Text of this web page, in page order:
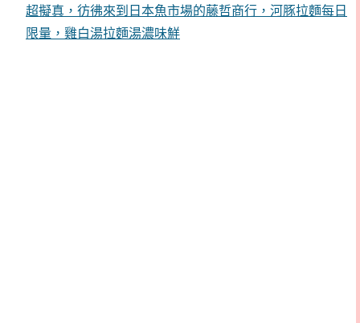
超擬真，彷彿來到日本魚市場的藤哲商行，河豚拉麵每日
限量，雞白湯拉麵湯濃味鮮